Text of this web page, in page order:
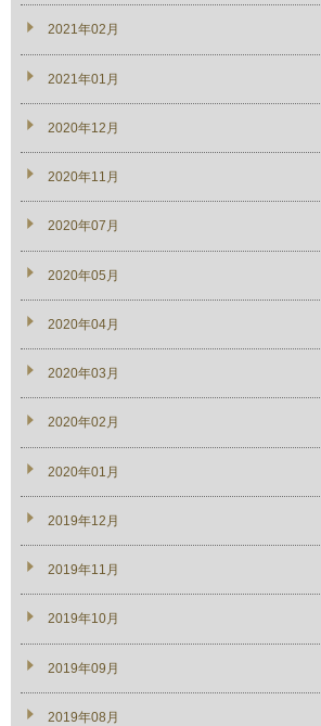
2021年02月
2021年01月
2020年12月
2020年11月
2020年07月
2020年05月
2020年04月
2020年03月
2020年02月
2020年01月
2019年12月
2019年11月
2019年10月
2019年09月
2019年08月